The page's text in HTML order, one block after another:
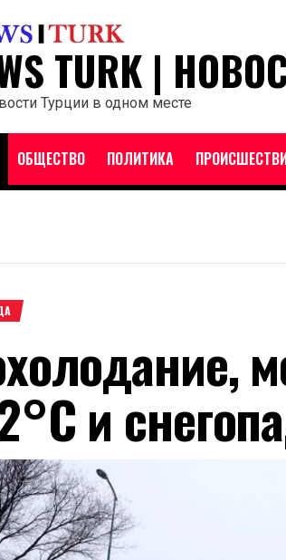
TURK |
Турции в одном месте
ОБЩЕСТВО ПОЛИТИКА
и